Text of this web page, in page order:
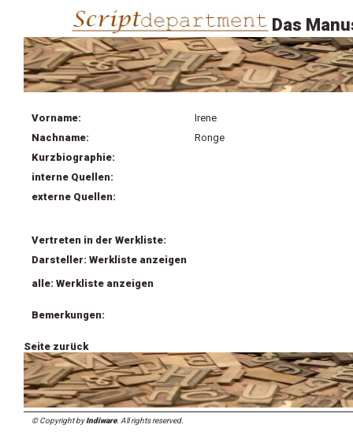
Das
Vorname:
Irene
Nachname:
Ronge
Kurzbiographie:
interne Quellen:
externe Quellen:
Vertreten in der Werkliste:
Darsteller: Werkliste anzeigen
alle: Werkliste anzeigen
Bemerkungen:
Seite zurück
© Copyright byIndiware. All rights reserved.